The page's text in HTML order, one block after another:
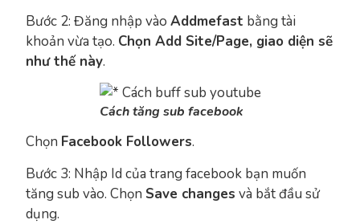
Bước 2: Đăng nhập vào Addmefast bằng tài
khoản vừa tạo. Chọn Add Site/Page, giao diện sẽ
như thế này.
Cách tăng sub facebook
Chọn Facebook Followers.
Bước 3: Nhập Id của trang facebook bạn muốn
tăng sub vào. Chọn Save changes và bắt đầu sử
dụng.